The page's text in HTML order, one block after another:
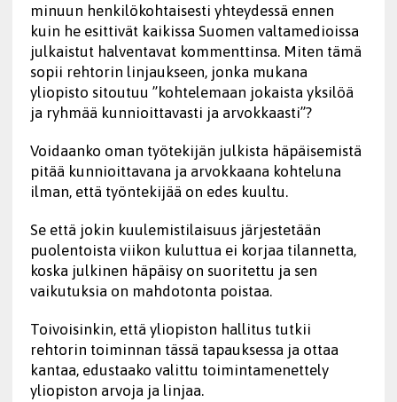
minuun henkilökohtaisesti yhteydessä ennen
kuin he esittivät kaikissa Suomen valtamedioissa
julkaistut halventavat kommenttinsa. Miten tämä
sopii rehtorin linjaukseen, jonka mukana
yliopisto sitoutuu ”kohtelemaan jokaista yksilöä
ja ryhmää kunnioittavasti ja arvokkaasti”?
Voidaanko oman työtekijän julkista häpäisemistä
pitää kunnioittavana ja arvokkaana kohteluna
ilman, että työntekijää on edes kuultu.
Se että jokin kuulemistilaisuus järjestetään
puolentoista viikon kuluttua ei korjaa tilannetta,
koska julkinen häpäisy on suoritettu ja sen
vaikutuksia on mahdotonta poistaa.
Toivoisinkin, että yliopiston hallitus tutkii
rehtorin toiminnan tässä tapauksessa ja ottaa
kantaa, edustaako valittu toimintamenettely
yliopiston arvoja ja linjaa.